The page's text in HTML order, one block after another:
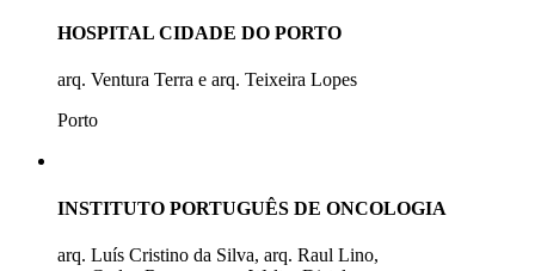
HOSPITAL CIDADE DO PORTO
arq. Ventura Terra e arq. Teixeira Lopes
Porto
INSTITUTO PORTUGUÊS DE ONCOLOGIA
arq. Luís Cristino da Silva, arq. Raul Lino,